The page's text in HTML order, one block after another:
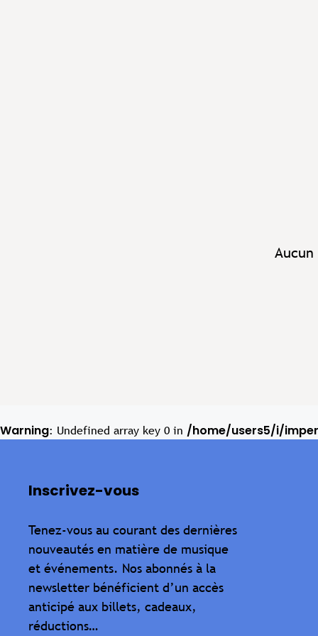
Warning: Undefined array key 0 in /home/users5/i/
Inscrivez-vous
Tenez-vous au courant des dernières
nouveautés en matière de musique
et événements. Nos abonnés à la
newsletter bénéficient d’un accès
anticipé aux billets, cadeaux,
réductions…